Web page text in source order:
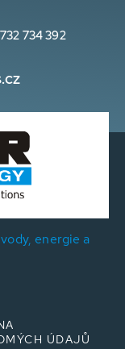
734 392
energie a
ÚDAJŮ